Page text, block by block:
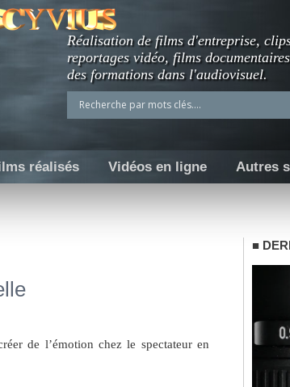
Réalisation de films d'entreprise,
reportages vidéo, films
des formations dans l'audiovisuel.
réalisés Vidéos en ligne Autres
de l’émotion chez le spectateur en